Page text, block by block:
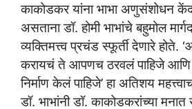
काकोडकर यांना भाभा अणुसंशोधन
असताना डॉ. होमी भाभांचे बहुमोल
व्यक्तिमत्त्व प्रचंड स्फूर्ती देणारे होते.
करायचं ते आपणच ठरवलं पाहिजे
निर्माण केलं पाहिजे’ हा अतिशय
डॉ. भाभांनी डॉ. काकोडकरांच्या